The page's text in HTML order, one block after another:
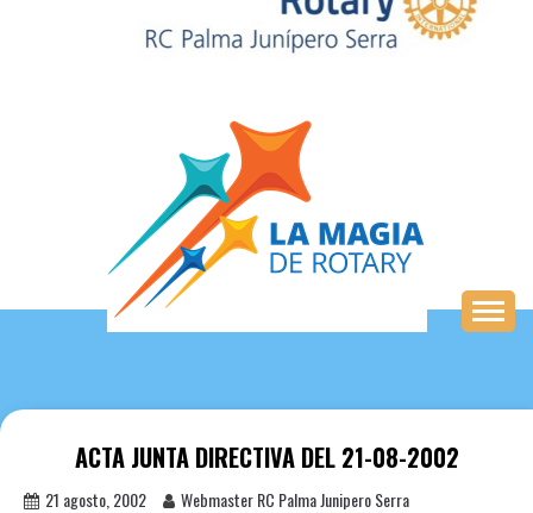
ACTA JUNTA DIRECTIVA DEL 21-08-2002
21 agosto, 2002 Webmaster RC Palma Junipero Serra